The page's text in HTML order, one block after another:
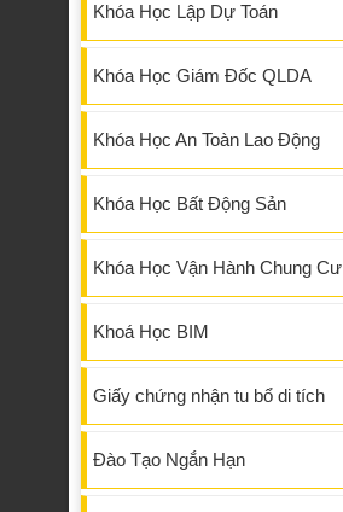
Khóa Học Lập Dự Toán
Khóa Học Giám Đốc QLDA
Khóa Học An Toàn Lao Động
Khóa Học Bất Động Sản
Khóa Học Vận Hành Chung Cư
Khoá Học BIM
Giấy chứng nhận tu bổ di tích
Đào Tạo Ngắn Hạn